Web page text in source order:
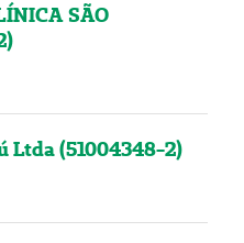
SÃO
Ltda (51004348-2)